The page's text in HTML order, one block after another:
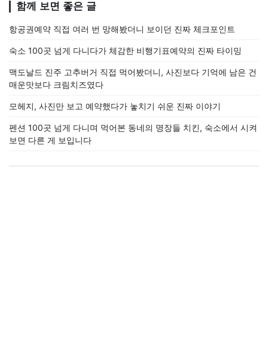
함께 보면 좋은 글
항공권예약 직접 여러 번 망해봤더니 보이던 진짜 체크포인트
숙소 100곳 넘게 다니다가 체감한 비행기표예약의 진짜 타이밍
맥도날드 진주 고추버거 직접 먹어봤더니, 사진보다 기억에 남은 건
매운맛보다 크림치즈였다
모헤지, 사진만 보고 예약했다가 놓치기 쉬운 진짜 이야기
펜션 100곳 넘게 다니며 먹어본 동네의 명장들 치킨, 숙소에서 시켜
보면 다른 게 보입니다